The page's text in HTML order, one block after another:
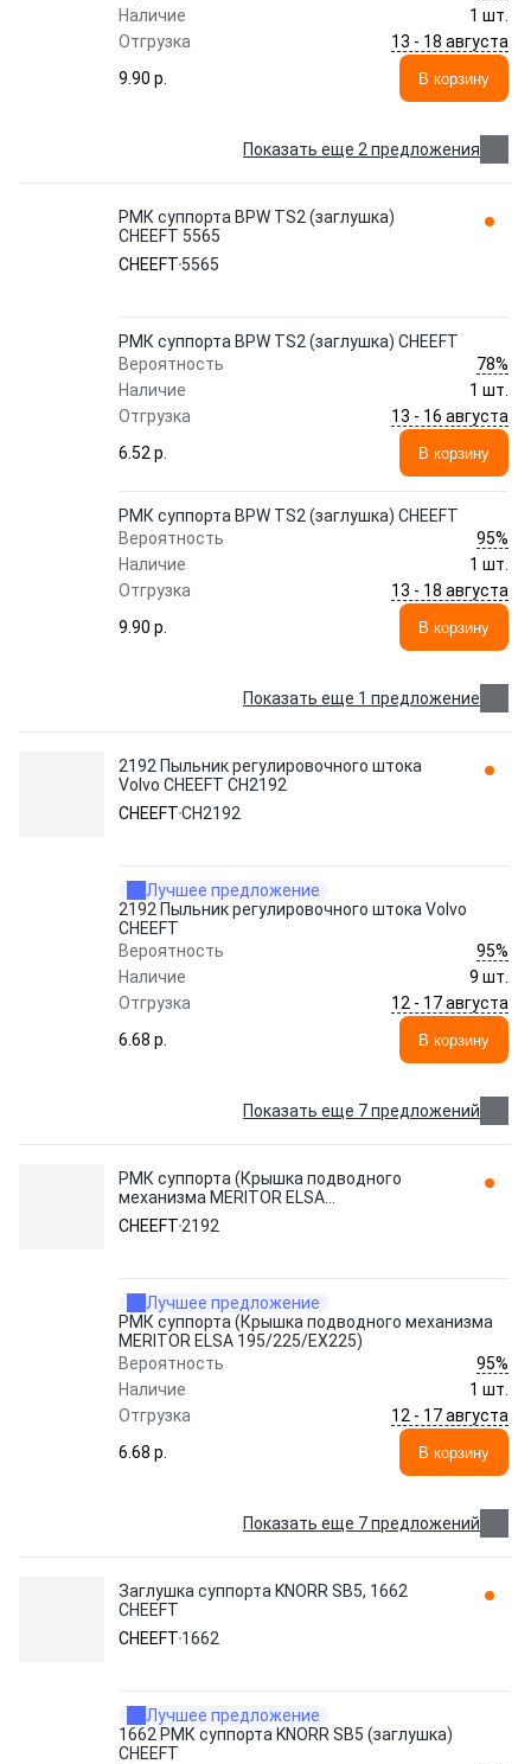
Наличие
1 шт.
Отгрузка
13 - 18 августа
9.90 p.
В корзину
Показать еще 2 предложения
РМК суппорта BPW TS2 (заглушка)
CHEEFT 5565
CHEEFT 5565
РМК суппорта BPW TS2 (заглушка) CHEEFT
Вероятность
78%
Наличие
1 шт.
Отгрузка
13 - 16 августа
6.52 p.
В корзину
РМК суппорта BPW TS2 (заглушка) CHEEFT
Вероятность
95%
Наличие
1 шт.
Отгрузка
13 - 18 августа
9.90 p.
В корзину
Показать еще 1 предложение
2192 Пыльник регулировочного штока
Volvo CHEEFT CH2192
CHEEFTCH2192
Лучшее предложение
2192 Пыльник регулировочного штока Volvo
CHEEFT
Вероятность
95%
Наличие
9 шт.
Отгрузка
12 - 17 августа
6.68 p.
В корзину
Показать еще 7 предложений
РМК суппорта (Крышка подводного
механизма MERITOR ELSA
195/225/EX225) 2192 CHEEFT
CHEEFT 2192
Лучшее предложение
РМК суппорта (Крышка подводного механизма
MERITOR ELSA 195/225/EX225)
Вероятность
95%
Наличие
1 шт.
Отгрузка
12 - 17 августа
6.68 p.
В корзину
Показать еще 7 предложений
Заглушка суппорта KNORR SB5, 1662
CHEEFT
CHEEFT 1662
Лучшее предложение
1662 РМК суппорта KNORR SB5 (заглушка)
CHEEFT